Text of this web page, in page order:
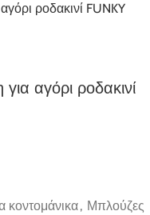
αγόρι ροδακινί
κοντομάνικα, Μπλούζες